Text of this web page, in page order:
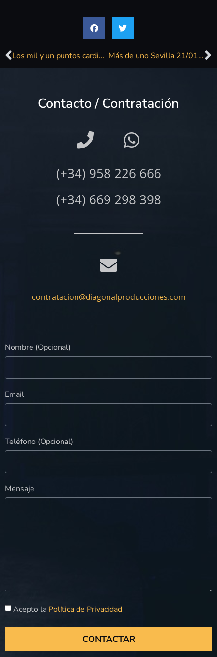
Los mil y un puntos cardinales de Daniel Lozano Más de uno Sevilla 21/01/2020
Contacto / Contratación
(+34) 958 226 666
(+34) 669 298 398
contratacion@diagonalproducciones.com
Nombre (Opcional)
Email
Teléfono (Opcional)
Mensaje
Acepto la Política de Privacidad
CONTACTAR